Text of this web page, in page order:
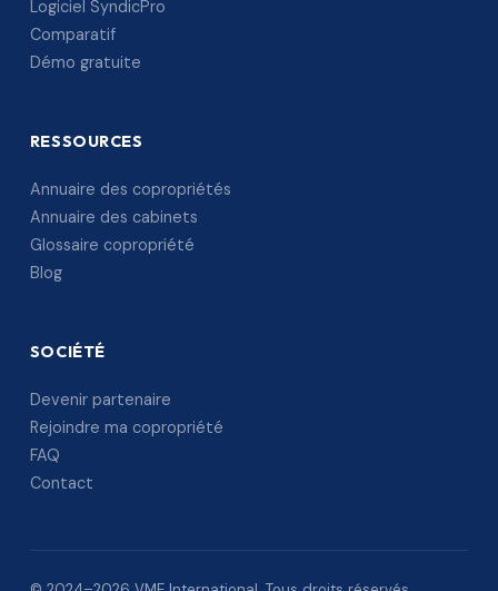
Logiciel SyndicPro
Comparatif
Démo gratuite
RESSOURCES
Annuaire des copropriétés
Annuaire des cabinets
Glossaire copropriété
Blog
SOCIÉTÉ
Devenir partenaire
Rejoindre ma copropriété
FAQ
Contact